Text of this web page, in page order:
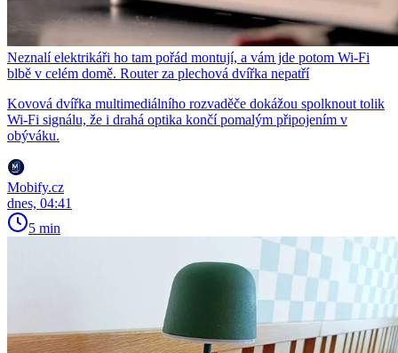
Neznalí elektrikáři ho tam pořád montují, a vám jde potom Wi-Fi
blbě v celém domě. Router za plechová dvířka nepatří
Kovová dvířka multimediálního rozvaděče dokážou spolknout tolik
Wi-Fi signálu, že i drahá optika končí pomalým připojením v
obýváku.
Mobify.cz
dnes, 04:41
5 min